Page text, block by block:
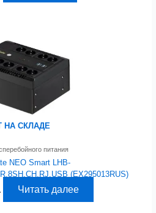
НА СКЛАДЕ
питания
NEO Smart LHB-
(EX295013RUS)
Читать далее